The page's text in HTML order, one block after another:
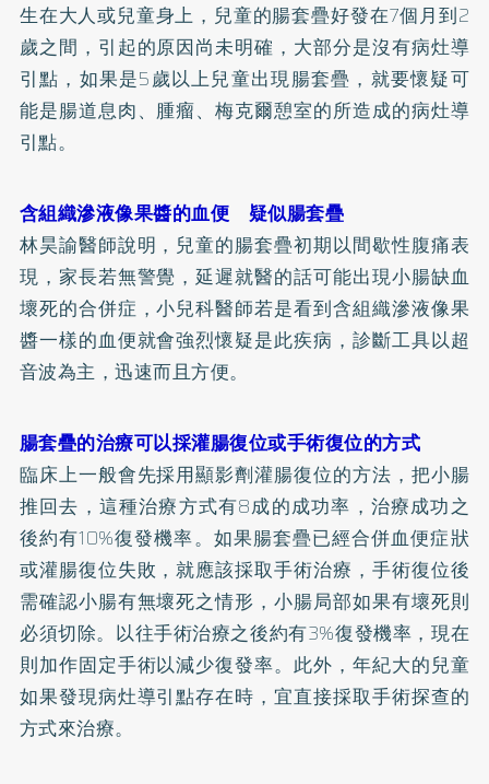
生在大人或兒童身上，兒童的腸套疊好發在7個月到2
歲之間，引起的原因尚未明確，大部分是沒有病灶導
引點，如果是5歲以上兒童出現腸套疊，就要懷疑可
能是腸道息肉、腫瘤、梅克爾憩室的所造成的病灶導
引點。
含組織滲液像果醬的血便 疑似腸套疊
林昊諭醫師說明，兒童的腸套疊初期以間歇性腹痛表
現，家長若無警覺，延遲就醫的話可能出現小腸缺血
壞死的合併症，小兒科醫師若是看到含組織滲液像果
醬一樣的血便就會強烈懷疑是此疾病，診斷工具以超
音波為主，迅速而且方便。
腸套疊的治療可以採灌腸復位或手術復位的方式
臨床上一般會先採用顯影劑灌腸復位的方法，把小腸
推回去，這種治療方式有8成的成功率，治療成功之
後約有10%復發機率。如果腸套疊已經合併血便症狀
或灌腸復位失敗，就應該採取手術治療，手術復位後
需確認小腸有無壞死之情形，小腸局部如果有壞死則
必須切除。以往手術治療之後約有3%復發機率，現在
則加作固定手術以減少復發率。此外，年紀大的兒童
如果發現病灶導引點存在時，宜直接採取手術探查的
方式來治療。